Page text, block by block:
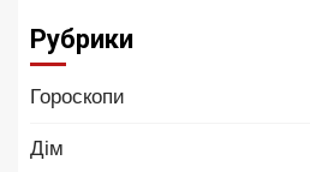
Рубрики
Гороскопи
Дім